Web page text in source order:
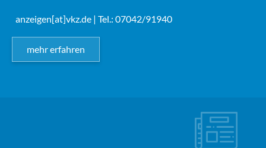
anzeigen[at]vkz.de | Tel.: 07042/91940
mehr erfahren